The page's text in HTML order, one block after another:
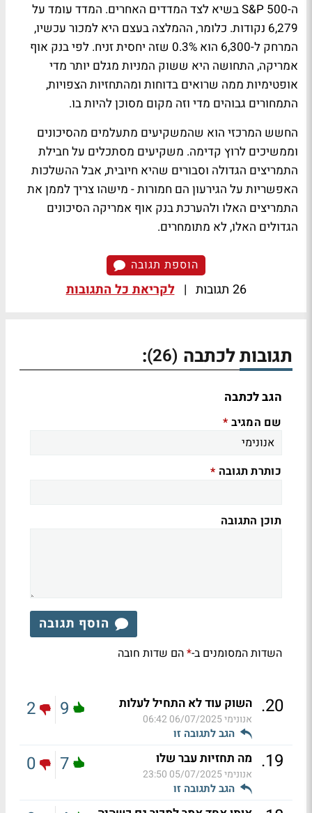
ה-S&P 500 בשיא לצד המדדים האחרים. המדד עומד על
6,279 נקודות. כלומר, ההמלצה בעצם היא למכור עכשיו,
המרחק ל-6,300 הוא 0.3% שזה יחסית זניח. לפי בנק אוף
אמריקה, התחושה היא ששוק המניות מגלם יותר מדי
אופטימיות ממה שרואים בדוחות ומהתחזיות הצפויות,
התמחורים גבוהים מדי וזה מקום מסוכן להיות בו.
החשש המרכזי הוא שהמשקיעים מתעלמים מהסיכונים
וממשיכים לרוץ קדימה. משקיעים מסתכלים על חבילת
התמריצים הגדולה וסבורים שהיא חיובית, אבל ההשלכות
האפשריות על הגירעון הם חמורות - מישהו צריך לממן את
התמריצים האלו ולהערכת בנק אוף אמריקה הסיכונים
הגדולים האלו, לא מתומחרים.
הוספת תגובה
26 תגובות | לקריאת כל התגובות
תגובות לכתבה (26)
:
הגב לכתבה
שם המגיב *
כותרת תגובה *
תוכן התגובה
הוסף תגובה
השדות המסומנים ב-*הם שדות חובה
20
. השוק עוד לא התחיל לעלות
אנונימי06/07/2025 06:42
הגב לתגובה זו
9
2
19
. מה תחזיות עבר שלו
אנונימי05/07/2025 23:50
הגב לתגובה זו
7
0